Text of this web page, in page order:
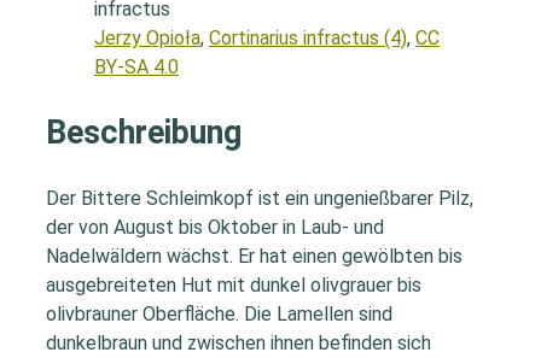
Jerzy Opioła, Cortinarius infractus (4), CC
BY-SA 4.0
Beschreibung
Der Bittere Schleimkopf ist ein ungenießbarer Pilz,
der von August bis Oktober in Laub- und
Nadelwäldern wächst. Er hat einen gewölbten bis
ausgebreiteten Hut mit dunkel olivgrauer bis
olivbrauner Oberfläche. Die Lamellen sind
dunkelbraun und zwischen ihnen befinden sich